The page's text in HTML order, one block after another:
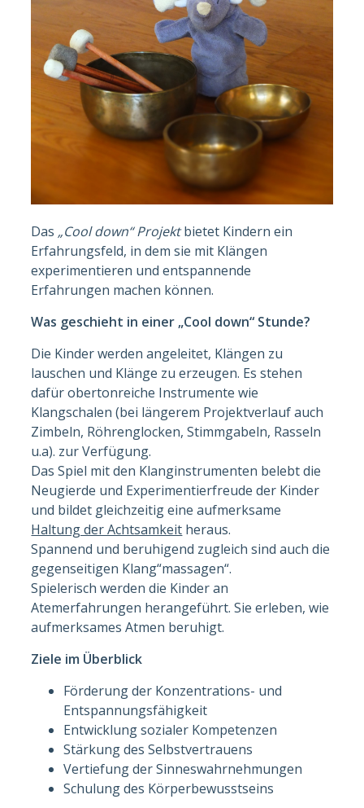
Das„Cool down“ Projektbietet Kindern ein
Erfahrungsfeld, in dem sie mit Klängen
experimentieren und entspannende
Erfahrungen machen können.
Was geschieht in einer „Cool down“ Stunde?
Die Kinder werden angeleitet, Klängen zu
lauschen und Klänge zu erzeugen. Es stehen
dafür obertonreiche Instrumente wie
Klangschalen (bei längerem Projektverlauf auch
Zimbeln, Röhrenglocken, Stimmgabeln, Rasseln
u.a). zur Verfügung.
Das Spiel mit den Klanginstrumenten belebt die
Neugierde und Experimentierfreude der Kinder
und bildet gleichzeitig eine aufmerksame
Haltung der Achtsamkeit heraus.
Spannend und beruhigend zugleich sind auch die
gegenseitigen Klang“massagen“.
Spielerisch werden die Kinder an
Atemerfahrungen herangeführt. Sie erleben, wie
aufmerksames Atmen beruhigt.
Ziele im Überblick
Förderung der Konzentrations- und
Entspannungsfähigkeit
Entwicklung sozialer Kompetenzen
Stärkung des Selbstvertrauens
Vertiefung der Sinneswahrnehmungen
Schulung des Körperbewusstseins